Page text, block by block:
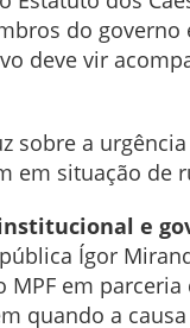
do
deve vir
sobre a
em situação de
e
Ígor
MPF em
quando a